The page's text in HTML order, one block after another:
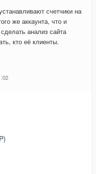
счетчики на
же аккаунта, что и
анализ сайта
кто её клиенты.